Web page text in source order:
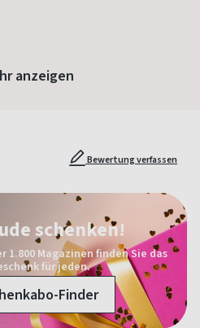
anzeigen
Bewertung verfassen
schenken!
1.800 Magazinen finden Sie das
für jeden.
Finder